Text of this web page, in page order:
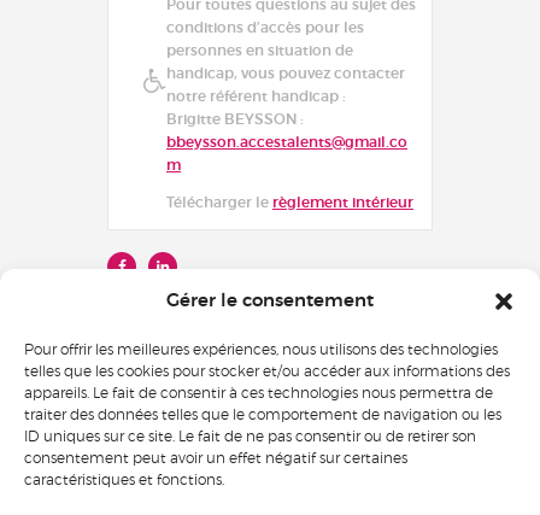
Gérer le consentement
Pour offrir les meilleures expériences, nous utilisons des technologies
telles que les cookies pour stocker et/ou accéder aux informations des
appareils. Le fait de consentir à ces technologies nous permettra de
traiter des données telles que le comportement de navigation ou les
ID uniques sur ce site. Le fait de ne pas consentir ou de retirer son
consentement peut avoir un effet négatif sur certaines
caractéristiques et fonctions.
Pour toutes questions au sujet des
conditions d’accès pour les
personnes en situation de
handicap, vous pouvez contacter
notre référent handicap :
Brigitte BEYSSON :
bbeysson.accestalents@gmail.co
m
Télécharger le règlement intérieur
Voir le certificat